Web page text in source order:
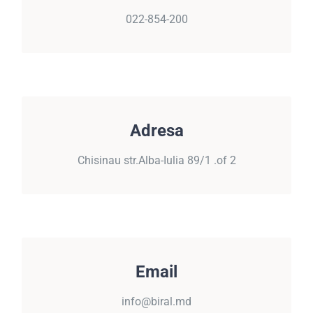
022-854-200
Adresa
Chisinau str.Alba-Iulia 89/1 .of 2
ADRESA
Email
info@biral.md
EMAIL